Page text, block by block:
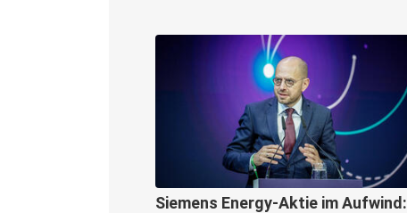
Siemens Energy-Aktie im Aufwind: